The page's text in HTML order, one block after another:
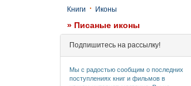
Книги · Иконы
» Писаные иконы
Подпишитесь на рассылку!
Мы с радостью сообщим о последних
поступлениях книг и фильмов в